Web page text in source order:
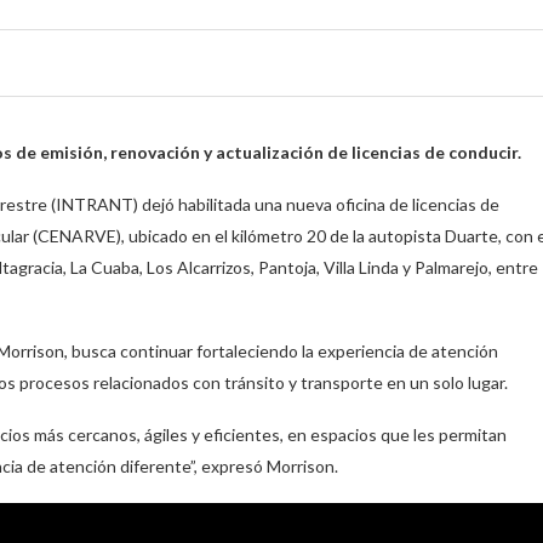
de emisión, renovación y actualización de licencias de conducir.
(INTRANT) dejó habilitada una nueva oficina de licencias de
(CENARVE), ubicado en el kilómetro 20 de la autopista Duarte, con
La Cuaba, Los Alcarrizos, Pantoja, Villa Linda y Palmarejo, entre
busca continuar fortaleciendo la experiencia de atención
procesos relacionados con tránsito y transporte en un solo lugar.
más cercanos, ágiles y eficientes, en espacios que les permitan
de atención diferente”, expresó Morrison.